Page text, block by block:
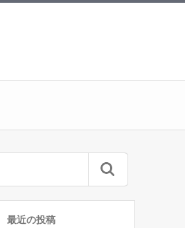
最近の投稿